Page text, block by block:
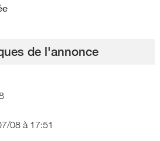
de l'annonce
08 à 17:51